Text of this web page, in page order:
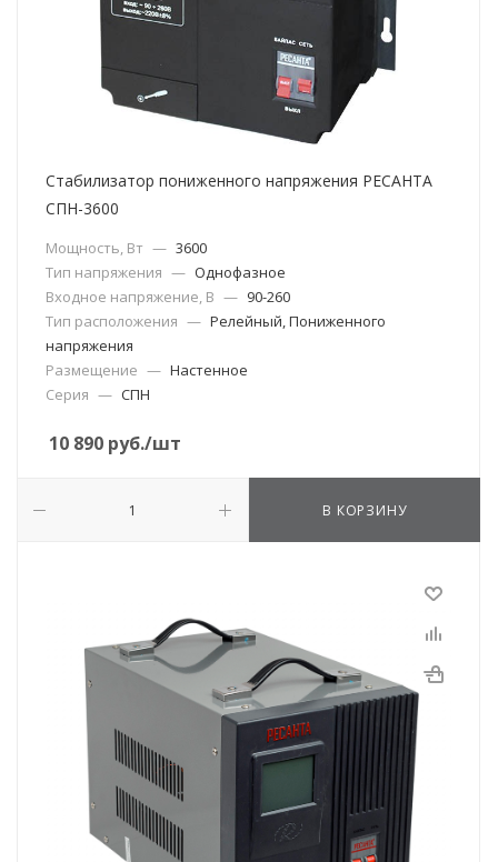
Стабилизатор пониженного напряжения РЕСАНТА
СПН-3600
Мощность, Вт — 3600
Тип напряжения — Однофазное
Входное напряжение, В — 90-260
Тип расположения — Релейный, Пониженного
напряжения
Размещение — Настенное
Серия — СПН
10 890 руб./шт
В КОРЗИНУ